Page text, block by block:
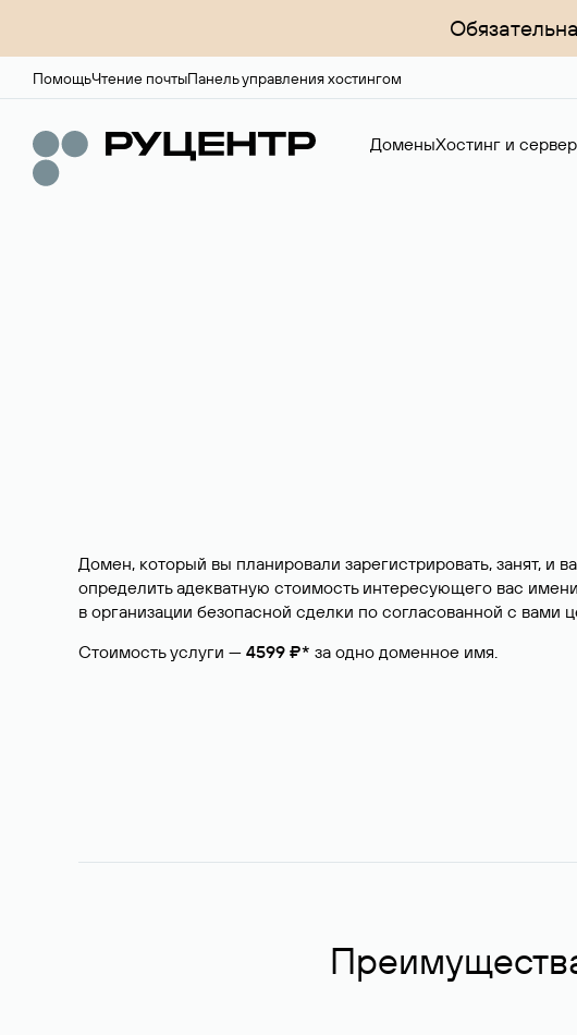
ПомощьЧтение почтыПанель управления хостингом
ДоменыХостинг и
Домен, который вы планировали зарегистрировать, занят,
определить адекватную стоимость интересующего вас
в организации безопасной сделки по согласованной с
Стоимость услуги — 4599 ₽* за одно доменное имя.